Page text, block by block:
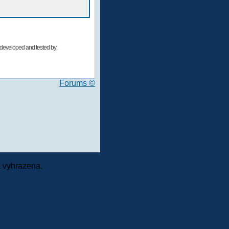
and tested by:
Forums ©
vyhrazena.